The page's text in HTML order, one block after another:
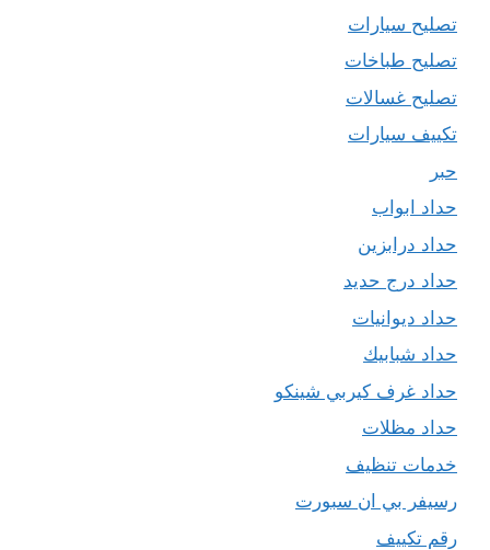
تصليح سيارات
تصليح طباخات
تصليح غسالات
تكييف سيارات
حبر
حداد ابواب
حداد درابزين
حداد درج حديد
حداد ديوانيات
حداد شبابيك
حداد غرف كيربي شينكو
حداد مظلات
خدمات تنظيف
رسيفر بي ان سبورت
رقم تكييف